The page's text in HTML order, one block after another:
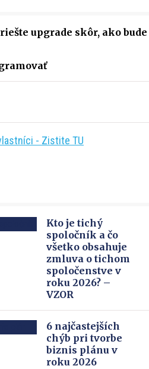
upgrade skôr, ako bude
- Zistite TU
Kto je tichý
spoločník a čo
všetko obsahuje
zmluva o tichom
spoločenstve v
roku 2026? –
VZOR
6 najčastejších
chýb pri tvorbe
biznis plánu v
roku 2026